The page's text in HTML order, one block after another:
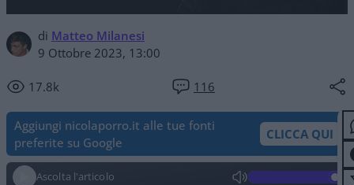
di Matteo Milanesi
9 Ottobre 2023, 13:00
17.8k 116
Aggiungi nicolaporro.it alle tue fonti
preferite su Google
CLICCA QUI
Ascolta l'articolo